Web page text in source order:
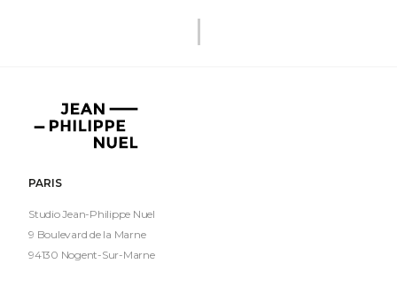
Jean-
Philippe
PARIS
Studio Jean-Philippe Nuel
9 Boulevard de la Marne
94130 Nogent-Sur-Marne